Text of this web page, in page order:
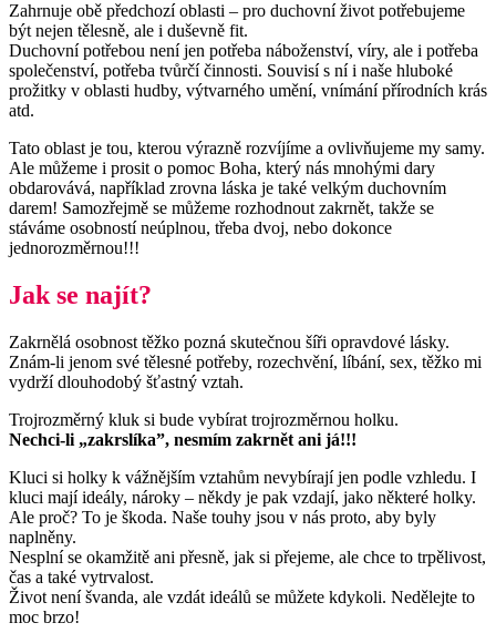
Zahrnuje obě předchozí oblasti – pro duchovní život potřebujeme
být nejen tělesně, ale i duševně fit.
Duchovní potřebou není jen potřeba náboženství, víry, ale i potřeba
společenství, potřeba tvůrčí činnosti. Souvisí s ní i naše hluboké
prožitky v oblasti hudby, výtvarného umění, vnímání přírodních krás
atd.
Tato oblast je tou, kterou výrazně rozvíjíme a ovlivňujeme my samy.
Ale můžeme i prosit o pomoc Boha, který nás mnohými dary
obdarovává, například zrovna láska je také velkým duchovním
darem! Samozřejmě se můžeme rozhodnout zakrnět, takže se
stáváme osobností neúplnou, třeba dvoj, nebo dokonce
jednorozměrnou!!!
Jak se najít?
Zakrnělá osobnost těžko pozná skutečnou šíři opravdové lásky.
Znám-li jenom své tělesné potřeby, rozechvění, líbání, sex, těžko mi
vydrží dlouhodobý šťastný vztah.
Trojrozměrný kluk si bude vybírat trojrozměrnou holku.
Nechci-li „zakrslíka”, nesmím zakrnět ani já!!!
Kluci si holky k vážnějším vztahům nevybírají jen podle vzhledu. I
kluci mají ideály, nároky – někdy je pak vzdají, jako některé holky.
Ale proč? To je škoda. Naše touhy jsou v nás proto, aby byly
naplněny.
Nesplní se okamžitě ani přesně, jak si přejeme, ale chce to trpělivost,
čas a také vytrvalost.
Život není švanda, ale vzdát ideálů se můžete kdykoli. Nedělejte to
moc brzo!